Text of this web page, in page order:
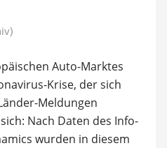
Auto-Marktes
Krise, der sich
Meldungen
Nach Daten des Info-
wurden in diesem